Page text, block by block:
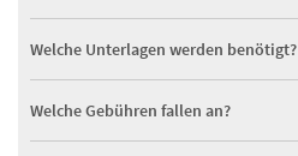
Welche Unterlagen werden benötigt?
Welche Gebühren fallen an?